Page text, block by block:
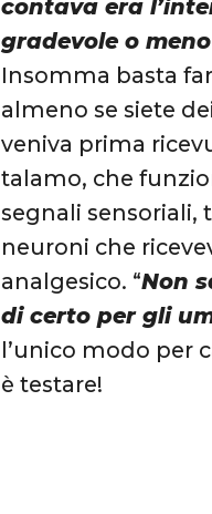
contava era
gradevole o meno
Insomma basta
almeno se siete
veniva prima
talamo, che
segnali sensoriali,
neuroni che
analgesico. “Non
di certo per gli
l’unico modo per
è testare!